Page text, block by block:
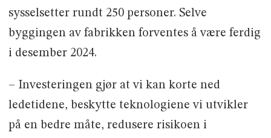
sysselsetter rundt 250 personer. Selve
byggingen av fabrikken forventes å være ferdig
i desember 2024.
– Investeringen gjør at vi kan korte ned
ledetidene, beskytte teknologiene vi utvikler
på en bedre måte, redusere risikoen i